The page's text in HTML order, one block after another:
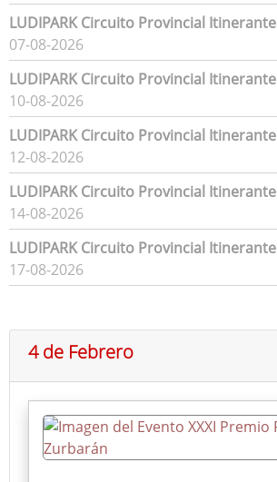
LUDIPARK Circuito Provincial Itinerante
07-08-2026
LUDIPARK Circuito Provincial Itinerante
10-08-2026
LUDIPARK Circuito Provincial Itinerante
12-08-2026
LUDIPARK Circuito Provincial Itinerante
14-08-2026
LUDIPARK Circuito Provincial Itinerante
17-08-2026
4 de Febrero